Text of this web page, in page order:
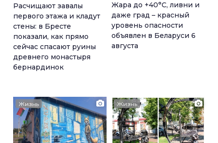
Расчищают завалы
первого этажа и кладут
стены: в Бресте
показали, как прямо
сейчас спасают руины
древнего монастыря
бернардинок
Жара до +40°С, ливни и
даже град – красный
уровень опасности
объявлен в Беларуси 6
августа
Жизнь Жизнь